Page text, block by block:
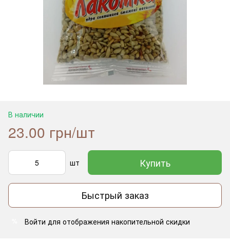
В наличии
23.00 грн/шт
шт Купить
Быстрый заказ
Войти для отображения накопительной скидки